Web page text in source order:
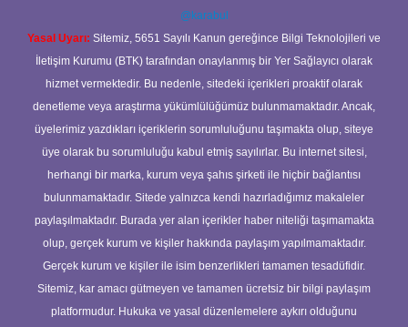
@karabul
Yasal Uyarı: Sitemiz, 5651 Sayılı Kanun gereğince Bilgi Teknolojileri ve
İletişim Kurumu (BTK) tarafından onaylanmış bir Yer Sağlayıcı olarak
hizmet vermektedir. Bu nedenle, sitedeki içerikleri proaktif olarak
denetleme veya araştırma yükümlülüğümüz bulunmamaktadır. Ancak,
üyelerimiz yazdıkları içeriklerin sorumluluğunu taşımakta olup, siteye
üye olarak bu sorumluluğu kabul etmiş sayılırlar. Bu internet sitesi,
herhangi bir marka, kurum veya şahıs şirketi ile hiçbir bağlantısı
bulunmamaktadır. Sitede yalnızca kendi hazırladığımız makaleler
paylaşılmaktadır. Burada yer alan içerikler haber niteliği taşımamakta
olup, gerçek kurum ve kişiler hakkında paylaşım yapılmamaktadır.
Gerçek kurum ve kişiler ile isim benzerlikleri tamamen tesadüfidir.
Sitemiz, kar amacı gütmeyen ve tamamen ücretsiz bir bilgi paylaşım
platformudur. Hukuka ve yasal düzenlemelere aykırı olduğunu